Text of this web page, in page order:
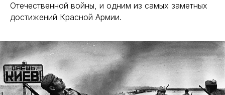
Отечественной войны, и одним из самых заметных
достижений Красной Армии.